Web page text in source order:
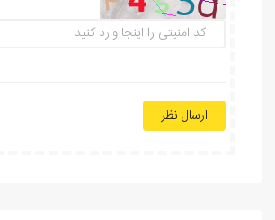
ارسال نظر